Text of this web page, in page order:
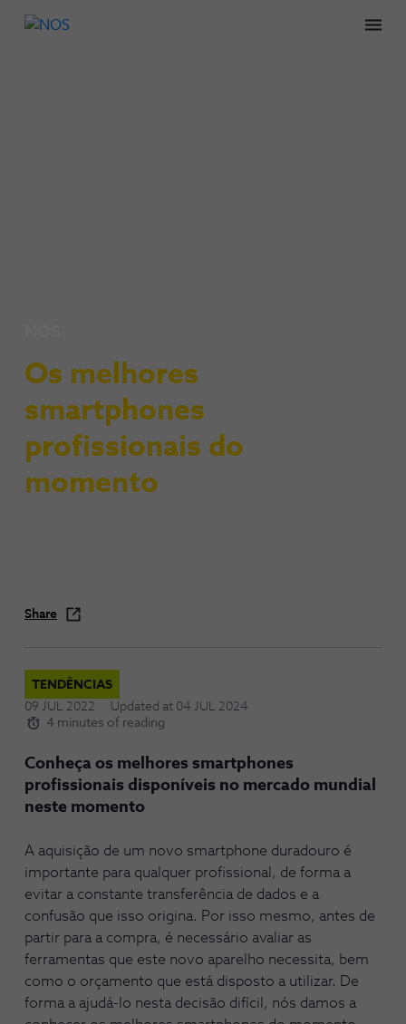
Os melhores
smartphones
profissionais do
momento
Share
TENDÊNCIAS
09 JUL 2022
Updated at 04 JUL 2024
4 minutes of reading
Conheça os melhores smartphones
profissionais disponíveis no mercado mundial
neste momento
A aquisição de um novo smartphone duradouro é
importante para qualquer profissional, de forma a
evitar a constante transferência de dados e a
confusão que isso origina. Por isso mesmo, antes de
partir para a compra, é necessário avaliar as
ferramentas que este novo aparelho necessita, bem
como o orçamento que está disposto a utilizar. De
forma a ajudá-lo nesta decisão difícil, nós damos a